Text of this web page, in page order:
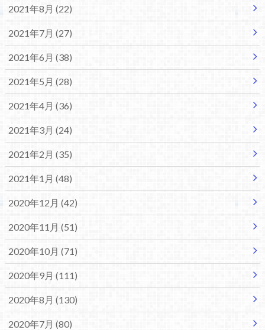
2021年8月 (22)
2021年7月 (27)
2021年6月 (38)
2021年5月 (28)
2021年4月 (36)
2021年3月 (24)
2021年2月 (35)
2021年1月 (48)
2020年12月 (42)
2020年11月 (51)
2020年10月 (71)
2020年9月 (111)
2020年8月 (130)
2020年7月 (80)